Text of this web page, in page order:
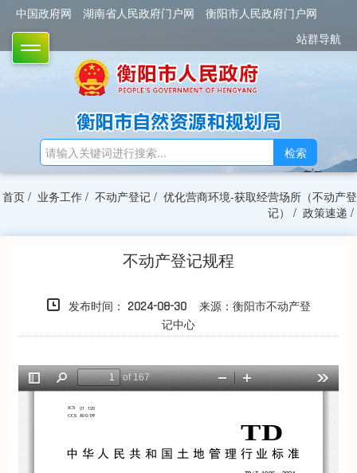
中国政府网 湖南省人民政府门户网
衡阳市人民政府门户网
站群导航
TOGGLE
检索
首页 / 业务工作 / 不动产登记 / 优化营商环境-获取经营场所（不动产登
记）
/ 政策速递 /
不动产登记规程
发布时间： 2024-08-30 来源：衡阳市不动产登
记中心